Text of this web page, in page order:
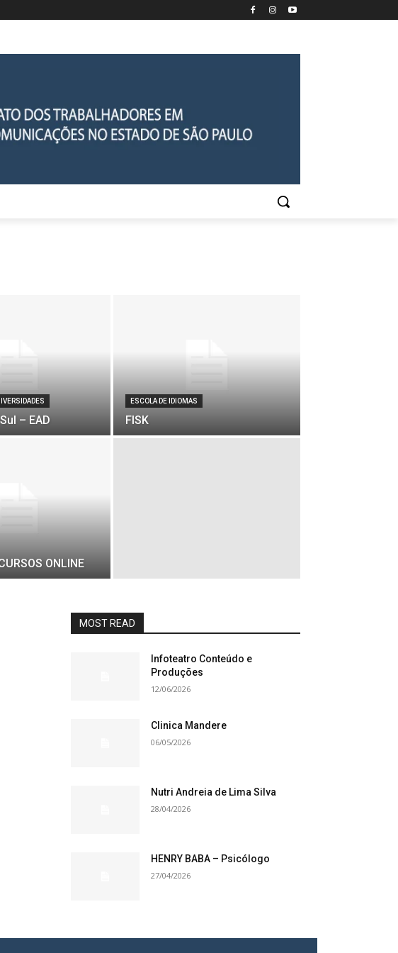
– EAD
ESCOLA DE IDIOMAS
FISK
ONLINE
MOST READ
Infoteatro Conteúdo e
Produções
12/06/2026
Clinica Mandere
06/05/2026
Nutri Andreia de Lima Silva
28/04/2026
HENRY BABA – Psicólogo
27/04/2026